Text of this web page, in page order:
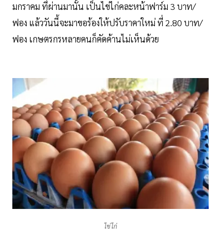
มกราคม ที่ผ่านมานั้น เป็นไข่ไก่คละหน้าฟาร์ม 3 บาท/
ฟอง แล้ววันนี้จะมาขอร้องให้ปรับราคาใหม่ ที่ 2.80 บาท/
ฟอง เกษตรกรหลายคนก็คัดค้านไม่เห็นด้วย
ไข่ไก่